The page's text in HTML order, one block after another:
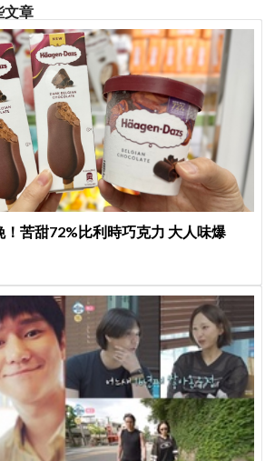
文章
！苦甜72%比利時巧克力 大人味爆